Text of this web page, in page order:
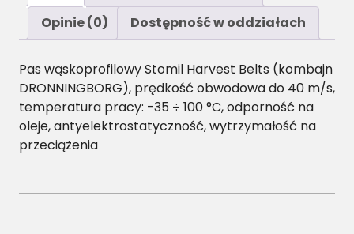
P
/
H
-
6
0
Opinie (0)
Dostępność w oddziałach
Pas wąskoprofilowy Stomil Harvest Belts (kombajn
DRONNINGBORG), prędkość obwodowa do 40 m/s,
temperatura pracy: -35 ÷ 100 °C, odporność na
oleje, antyelektrostatyczność, wytrzymałość na
przeciążenia